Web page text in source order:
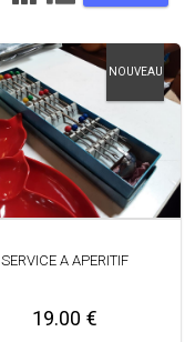
NOUVEAU
SERVICE A APERITIF
19.00 €